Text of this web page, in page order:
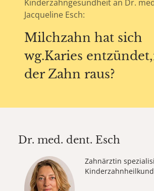
Kinderzahngesundheit an Dr.
Jacqueline Esch:
Milchzahn hat sich
wg.Karies
der Zahn raus?
Dr. med. dent. Esch
Zahnärztin